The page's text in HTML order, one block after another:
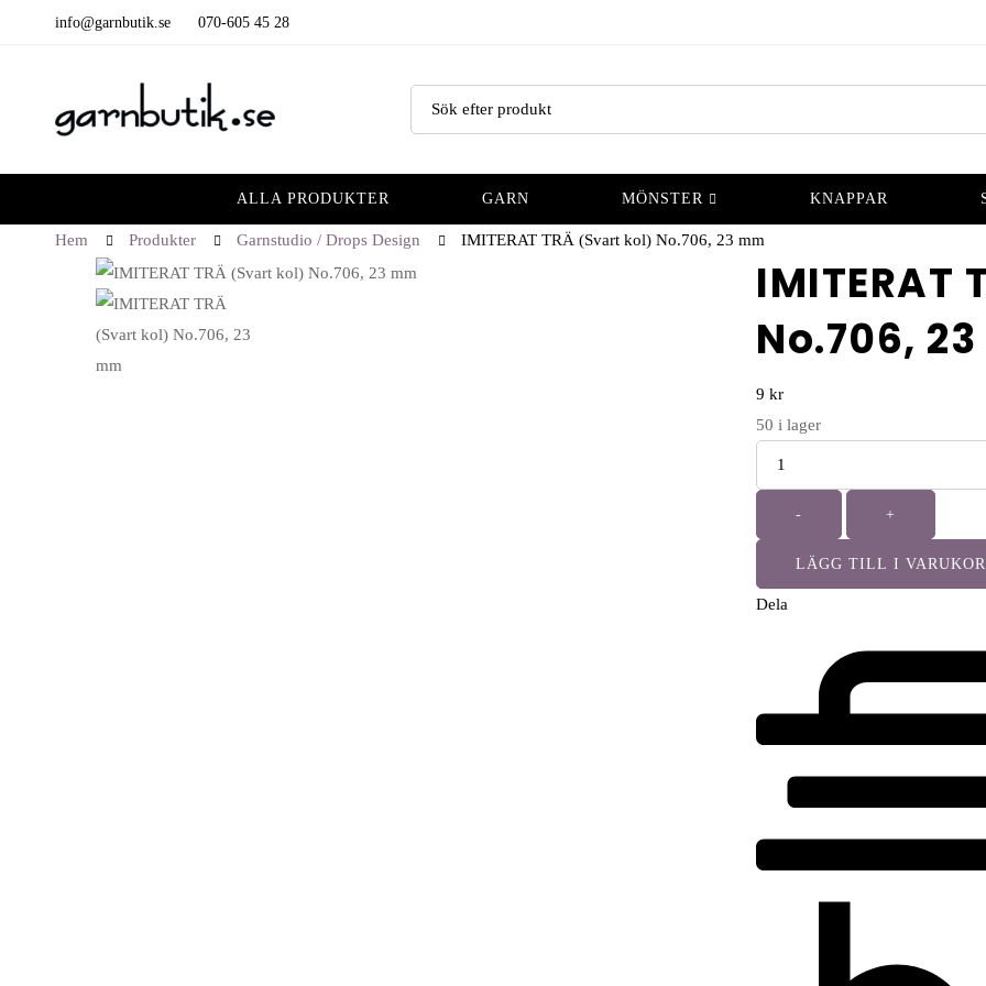
info@garnbutik.se 070-605 45 28
Sök
efter:
ALLA PRODUKTER GARN MÖNSTER KNAPPAR
Hem Produkter Garnstudio / Drops Design IMITERAT TRÄ (Svart kol) No.706, 23 mm
No.706,
9 kr
50 i lager
Antal
- +
LÄGG TILL I
Dela